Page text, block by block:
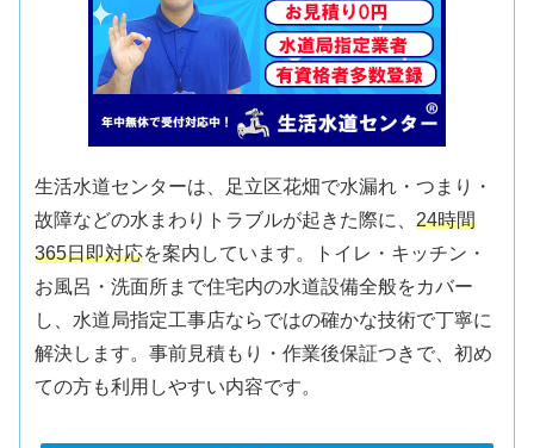
生活水道センターは、足立区花畑で水漏れ・つまり・
故障などの水まわりトラブルが起きた際に、24時間
365日即対応を案内しています。トイレ・キッチン・
お風呂・洗面所まで住宅内の水道設備全般をカバー
し、水道局指定工事店ならではの確かな技術で丁寧に
解決します。事前見積もり・作業後保証つきで、初め
ての方も利用しやすい内容です。